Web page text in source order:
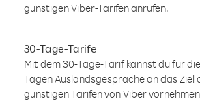
günstigen Viber-Tarifen anrufen.
30-Tage-Tarife
Mit dem 30-Tage-Tarif kannst du für
Tagen Auslandsgespräche an das Ziel
günstigen Tarifen von Viber